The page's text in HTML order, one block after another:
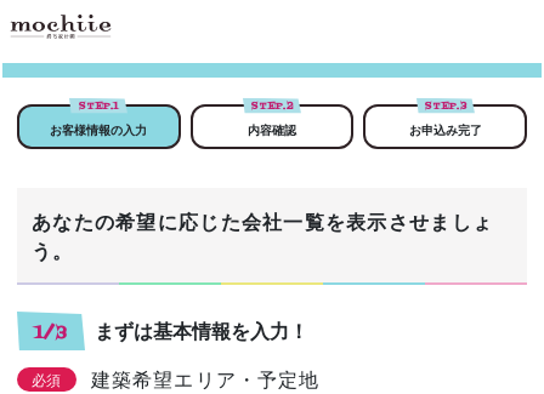
STEP.1
お客様情報の入力
STEP.2
内容確認
STEP.3
お申込み完了
あなたの希望に応じた会社一覧を表示させましょ
う。
1/3 まずは基本情報を入力！
必須 建築希望エリア・予定地